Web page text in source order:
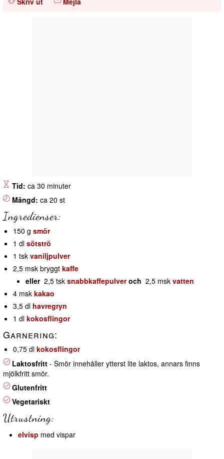
Tid: ca 30 minuter
Mängd: ca 20 st
Ingredienser:
150 g smör
1 dl sötströ
1 tsk vaniljpulver
2,5 msk bryggt kaffe
eller2,5 tsk snabbkaffepulver och 2,5 msk vatten
4 msk kakao
3,5 dl havregryn
1 dl kokosflingor
Garnering:
0,75 dl kokosflingor
Laktosfritt - Smör innehåller ytterst lite laktos, annars finns
mjölkfritt smör.
Glutenfritt
Vegetariskt
Utrustning:
elvisp med vispar